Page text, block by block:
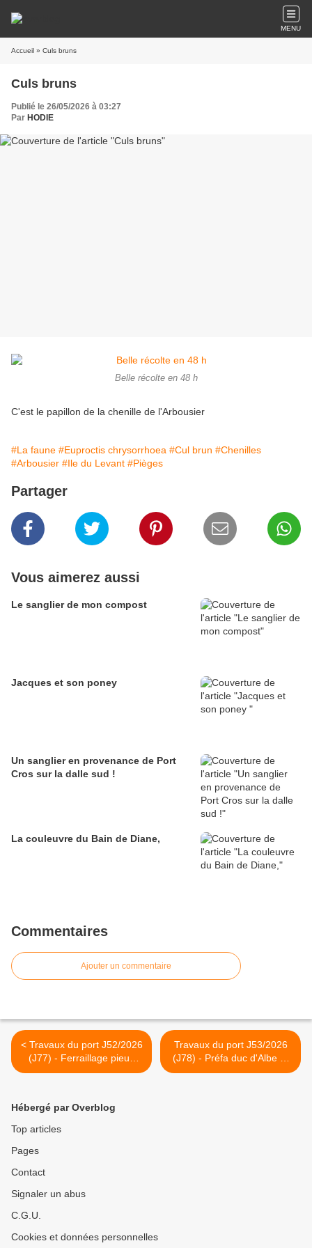
MENU
Accueil » Culs bruns
Culs bruns
Publié le 26/05/2026 à 03:27
Par HODIE
Belle récolte en 48 h
C'est le papillon de la chenille de l'Arbousier
#La faune #Euproctis chrysorrhoea #Cul brun #Chenilles
#Arbousier #Ile du Levant #Pièges
Partager
Vous aimerez aussi
Le sanglier de mon compost
Jacques et son poney
Un sanglier en provenance de Port
Cros sur la dalle sud !
La couleuvre du Bain de Diane,
Commentaires
Ajouter un commentaire
< Travaux du port J52/2026
(J77) - Ferraillage pieux
duc d'Albe et pose préfa
Travaux du port J53/2026
(J78) - Préfa duc d'Albe et
suite positionnement préfa
Hébergé par Overblog
Top articles
Pages
Contact
Signaler un abus
C.G.U.
Cookies et données personnelles